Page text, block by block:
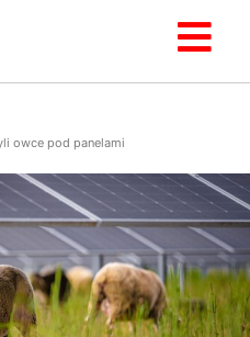
owce pod panelami